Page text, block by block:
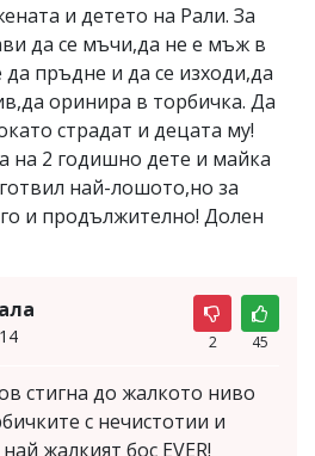
и детето на Рали. За
да се мъчи,да не е мъж в
пръдне и да се изходи,да
оринира в торбичка. Да
страдат и децата му!
2 годишно дете и майка
най-лошото,но за
и продължително! Долен
2 45
стигна до жалкото ниво
с нечистотии и
жалкият бос EVER!